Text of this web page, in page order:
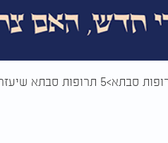
סבתא 5 תרופות סבתא שיעזרו לכם להתמודד עם כאבי בטן